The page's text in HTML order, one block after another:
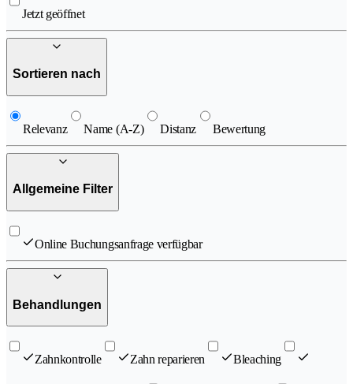
Jetzt geöffnet
Sortieren nach
Relevanz Name (A-Z) Distanz Bewertung
Allgemeine Filter
Online Buchungsanfrage verfügbar
Behandlungen
Zahnkontrolle Zahn reparieren Bleaching